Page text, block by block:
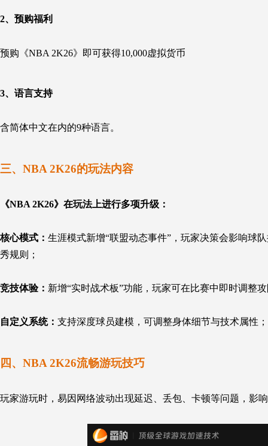
2、预购福利
预购《NBA 2K26》即可获得10,000虚拟货币
3、 语言支持
含简体中文在内的9种语言。
三、 NBA 2K26的玩法内容
《NBA 2K26》在玩法上进行多项升级：
核心模式： 生涯模式新增“联盟动态事件”，玩家决策会影响球
秀规则；
竞技体验： 新增“实时战术板”功能，玩家可在比赛中即时调整
自定义系统： 支持深度球员建模，可调整身体细节与技术属性
四、 NBA 2K26流畅游玩技巧
玩家游玩时，易因网络波动出现延迟、丢包、卡顿等问题，影